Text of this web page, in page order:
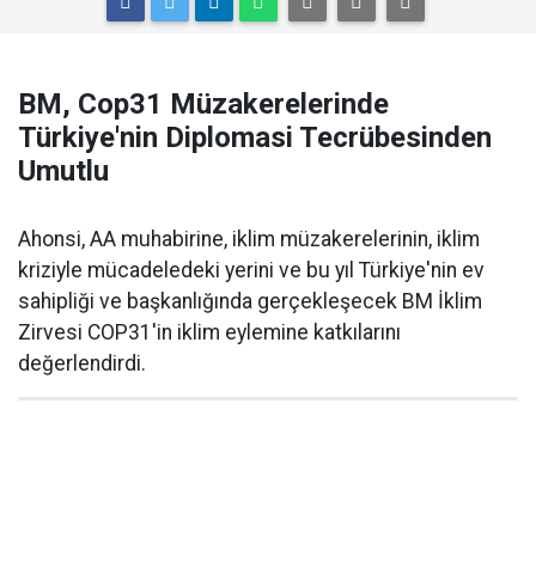
BM, Cop31 Müzakerelerinde
Türkiye'nin Diplomasi Tecrübesinden
Umutlu
Ahonsi, AA muhabirine, iklim müzakerelerinin, iklim
kriziyle mücadeledeki yerini ve bu yıl Türkiye'nin ev
sahipliği ve başkanlığında gerçekleşecek BM İklim
Zirvesi COP31'in iklim eylemine katkılarını
değerlendirdi.